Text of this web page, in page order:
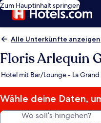
Zum Hauptinhalt springen
Alle Unterkünfte anzeigen
Floris Arlequin
Hotel mit Bar/Lounge - La Grand
Wähle deine Daten,
Wo soll’s hingehen?